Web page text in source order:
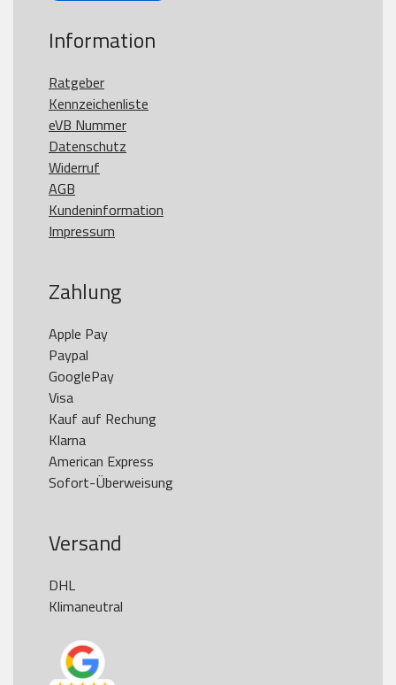
Information
Ratgeber
Kennzeichenliste
eVB Nummer
Datenschutz
Widerruf
AGB
Kundeninformation
Impressum
Zahlung
Apple Pay
Paypal
GooglePay
Visa
Kauf auf Rechung
Klarna
American Express
Versand
DHL
Klimaneutral